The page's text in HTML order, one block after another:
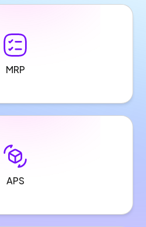
MRP
APS